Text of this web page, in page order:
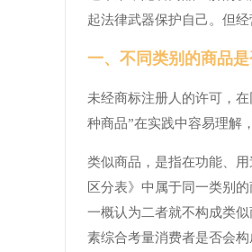
起法律武器保护自己。但
一、不同类别的商品
未经商标注册人的许可，
种商品”在实践中容易理解
类似商品，是指在功能、
区分表》中属于同一类别
一概认为二者就不构成类
素综合考量消费者是否会